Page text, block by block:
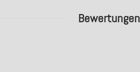
Bewertungen